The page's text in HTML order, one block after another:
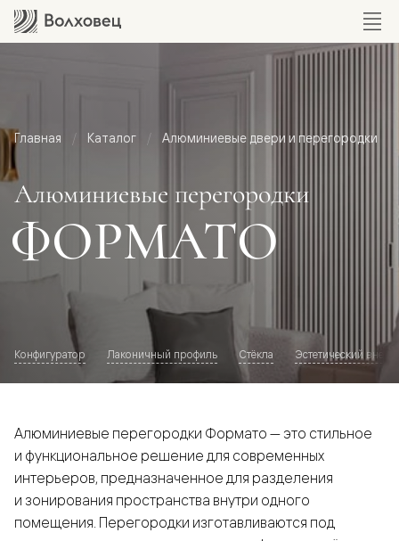
Главная Каталог Алюминиевые двери и перегородки
Алюминиевые перегородки
ФОРМАТО
Конфигуратор Лаконичный профиль Стёкла Эстетический
Алюминиевые перегородки Формато — это стильное
и функциональное решение для современных
интерьеров, предназначенное для разделения
и зонирования пространства внутри одного
помещения. Перегородки изготавливаются под